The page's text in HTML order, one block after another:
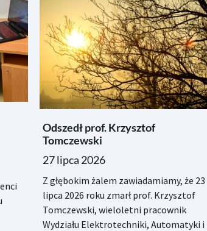
Odszedł prof. Krzysztof
Tomczewski
27 lipca 2026
Z głębokim żalem zawiadamiamy, że 23
lipca 2026 roku zmarł prof. Krzysztof
Tomczewski, wieloletni pracownik
Wydziału Elektrotechniki, Automatyki i